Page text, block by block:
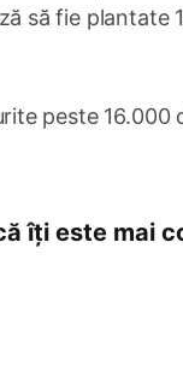
să fie plantate
peste 16.000
îți este mai